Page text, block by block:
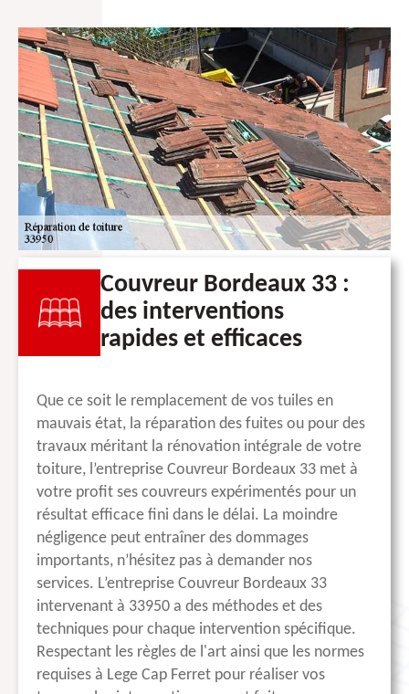
Couvreur Bordeaux 33 :
des interventions
rapides et efficaces
Que ce soit le remplacement de vos tuiles en
mauvais état, la réparation des fuites ou pour des
travaux méritant la rénovation intégrale de votre
toiture, l’entreprise Couvreur Bordeaux 33 met à
votre profit ses couvreurs expérimentés pour un
résultat efficace fini dans le délai. La moindre
négligence peut entraîner des dommages
importants, n’hésitez pas à demander nos
services. L’entreprise Couvreur Bordeaux 33
intervenant à 33950 a des méthodes et des
techniques pour chaque intervention spécifique.
Respectant les règles de l'art ainsi que les normes
requises à Lege Cap Ferret pour réaliser vos